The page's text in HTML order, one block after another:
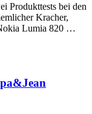
Produkttests bei den
Kracher,
Lumia 820 …